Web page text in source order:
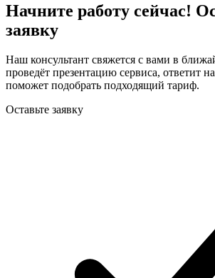
Начните работу сейчас!
заявку
Наш консультант свяжется с вами в
проведёт презентацию сервиса, ответит
поможет подобрать подходящий тариф.
Оставьте заявку